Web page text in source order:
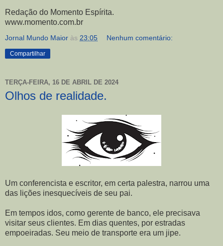
Redação do Momento Espírita.
www.momento.com.br
Jornal Mundo Maior às 23:05 Nenhum comentário:
Compartilhar
TERÇA-FEIRA, 16 DE ABRIL DE 2024
Olhos de realidade.
Um conferencista e escritor, em certa palestra, narrou uma
das lições inesquecíveis de seu pai.
Em tempos idos, como gerente de banco, ele precisava
visitar seus clientes. Em dias quentes, por estradas
empoeiradas. Seu meio de transporte era um jipe.